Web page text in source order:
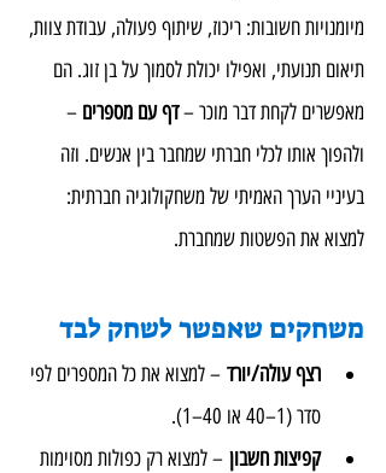
מיומנויות חשובות: ריכוז, שיתוף פעולה, עבודת צוות,
תיאום תנועתי, ואפילו יכולת לסמוך על בן זוג. הם
מאפשרים לקחת דבר מוכר – דף עם מספרים –
ולהפוך אותו לכלי חברתי שמחבר בין אנשים. וזה
בעיניי הערך האמיתי של משחקולוגיה חברתית:
למצוא את הפשטות שמחברת.
משחקים שאפשר לשחק לבד
רצף עולה/יורד – למצוא את כל המספרים לפי
סדר (1–40 או 40–1).
קפיצות חשבון – למצוא רק כפולות מסוימות